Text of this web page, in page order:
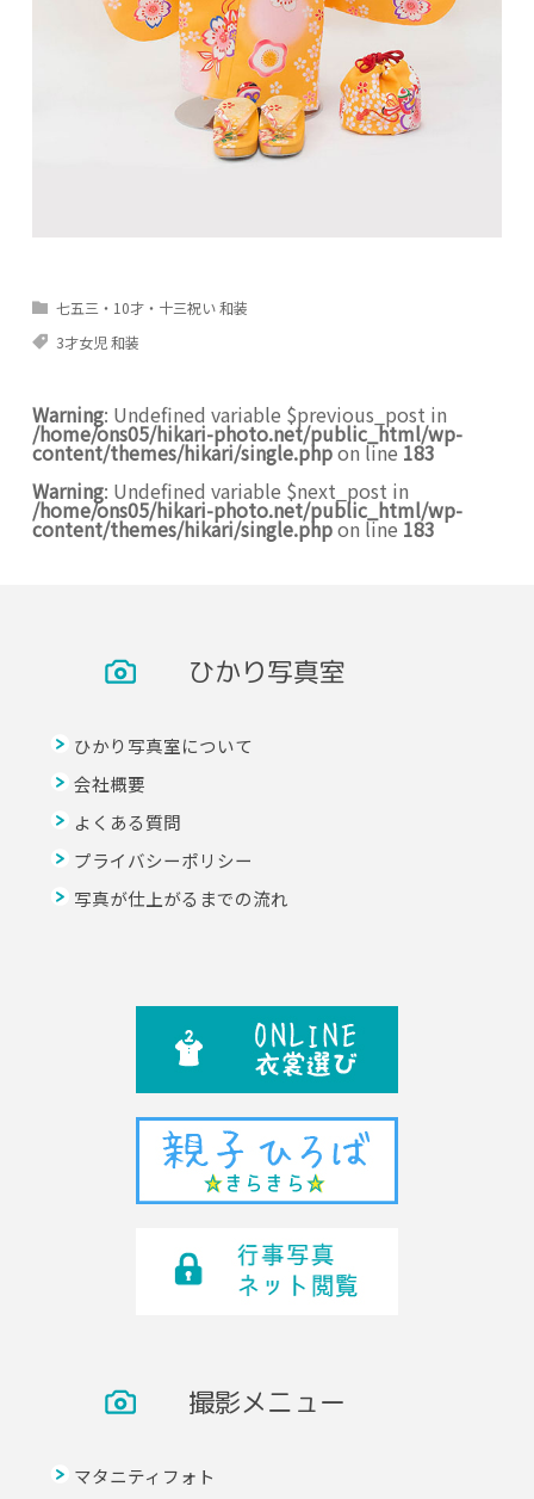
七五三・10才・十三祝い 和装
3才女児 和装
Warning: Undefined variable $previous_post in
/home/ons05/hikari-photo.net/public_html/wp-
content/themes/hikari/single.phpon line 183
Warning: Undefined variable $next_post in
/home/ons05/hikari-photo.net/public_html/wp-
content/themes/hikari/single.phpon line 183
ひかり写真室
ひかり写真室について
会社概要
よくある質問
プライバシーポリシー
写真が仕上がるまでの流れ
撮影メニュー
マタニティフォト